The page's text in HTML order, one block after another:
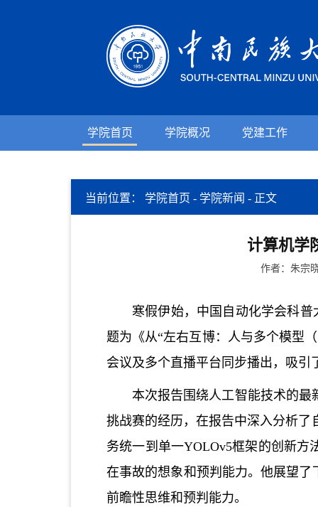
学院首页 学院概况 党建工作
当前位置： 学院首页 - 学院新闻 - 正文
计算机学
作者：朱宗
寒假伊始，中国自动化学会科普
题为《从“左右互博：人与多个模型
会议及多个直播平台同步播出，吸引
本次报告围绕人工智能技术的最
挑战赛的经历，在报告中深入分析
务统一到单一YOLOv5框架的创新方
在事故的想象和预判能力。他展望了
前瞻性思维和预判能力。